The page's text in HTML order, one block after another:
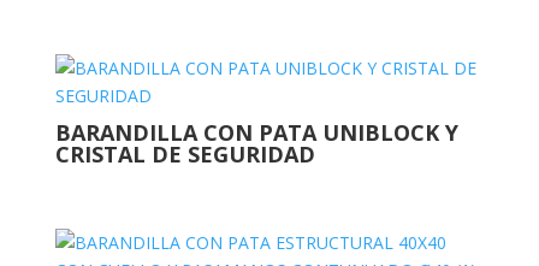
BARANDILLA CON PATA UNIBLOCK Y
CRISTAL DE SEGURIDAD